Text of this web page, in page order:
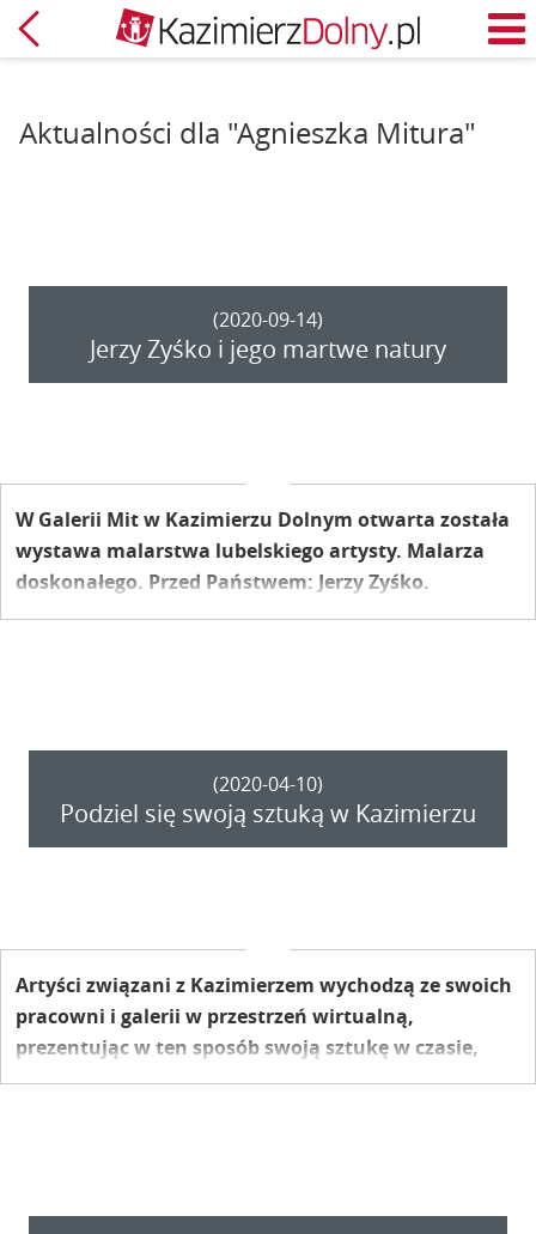
Powrót
Aktualności dla "Agnieszka Mitura"
(2020-09-14)
Jerzy Zyśko i jego martwe natury
W Galerii Mit w Kazimierzu Dolnym otwarta została
wystawa malarstwa lubelskiego artysty. Malarza
doskonałego. Przed Państwem: Jerzy Zyśko.
(2020-04-10)
Podziel się swoją sztuką w Kazimierzu
Artyści związani z Kazimierzem wychodzą ze swoich
pracowni i galerii w przestrzeń wirtualną,
prezentując w ten sposób swoją sztukę w czasie,
który wyklucza jej prezentację w przestrzeni sal